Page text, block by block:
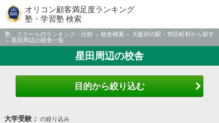
オリコン顧客満足度ランキング
塾・学習塾 検索
塾、スクールのランキング・比較 校舎検索
大阪府の駅・市区町村から探す
星田周辺の校舎一覧
星田周辺の校舎
目的から絞り込む
大学受験： の絞り込み